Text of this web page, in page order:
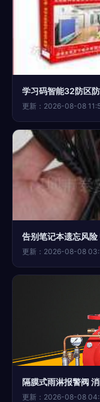
学习码智能32防区
更新：2026-08-08
告别笔记本遗忘风
更新：2026-08-08
隔膜式雨淋报警阀
更新：2026-08-08